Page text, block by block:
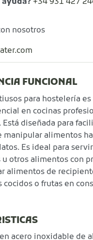
nosotros
FUNCIONAL
para hostelería
en cocinas
Está diseñada para
manipular alimentos
Es ideal para
otros alimentos con
alimentos de
cocidos o frutas en
acero inoxidable de